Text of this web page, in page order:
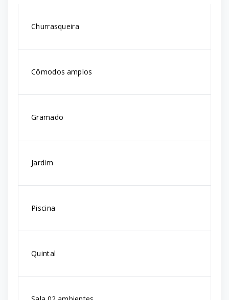
Churrasqueira
Cômodos amplos
Gramado
Jardim
Piscina
Quintal